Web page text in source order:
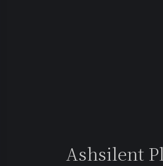
Ashsilent